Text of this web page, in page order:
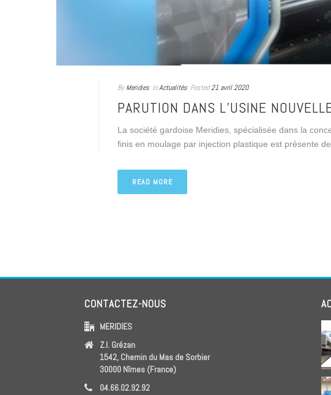
By Meridies InActualités Posted21 avril 2020
PARUTION DANS L’USINE
La société gardoise Meridies, spécialisée dans la
finis en moulage par injection plastique est présente
READ MORE
CONTACTEZ-NOUS
MERIDIES
Z.I. Grézan
1542, Chemin du Mas de Sorbier
30000 Nîmes (France)
04.66.02.92.92